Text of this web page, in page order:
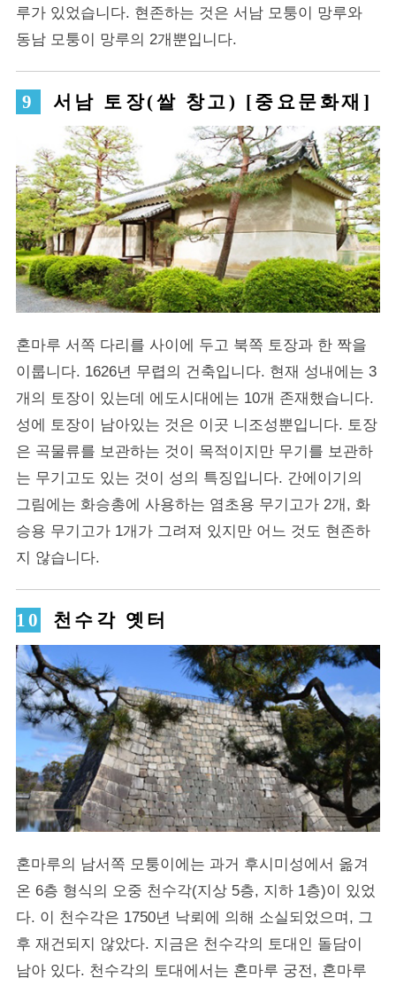
루가 있었습니다. 현존하는 것은 서남 모퉁이 망루와
동남 모퉁이 망루의 2개뿐입니다.
서남 토장(쌀 창고) [중요문화재]
혼마루 서쪽 다리를 사이에 두고 북쪽 토장과 한 짝을
이룹니다. 1626년 무렵의 건축입니다. 현재 성내에는 3
개의 토장이 있는데 에도시대에는 10개 존재했습니다.
성에 토장이 남아있는 것은 이곳 니조성뿐입니다. 토장
은 곡물류를 보관하는 것이 목적이지만 무기를 보관하
는 무기고도 있는 것이 성의 특징입니다. 간에이기의
그림에는 화승총에 사용하는 염초용 무기고가 2개, 화
승용 무기고가 1개가 그려져 있지만 어느 것도 현존하
지 않습니다.
천수각 옛터
혼마루의 남서쪽 모퉁이에는 과거 후시미성에서 옮겨
온 6층 형식의 오중 천수각(지상 5층, 지하 1층)이 있었
다. 이 천수각은 1750년 낙뢰에 의해 소실되었으며, 그
후 재건되지 않았다. 지금은 천수각의 토대인 돌담이
남아 있다. 천수각의 토대에서는 혼마루 궁전, 혼마루